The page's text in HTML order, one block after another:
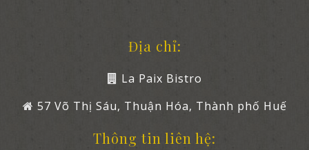
Địa chỉ:
La Paix Bistro
57 Võ Thị Sáu, Thuận Hóa, Thành phố Huế
Thông tin liên hệ: